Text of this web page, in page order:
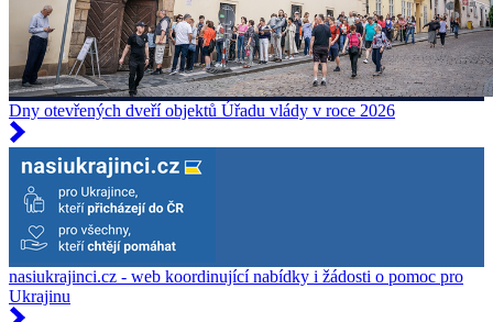
Dny otevřených dveří objektů Úřadu vlády v roce 2026
nasiukrajinci.cz - web koordinující nabídky i žádosti o pomoc pro
Ukrajinu